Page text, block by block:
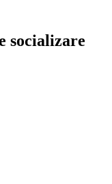
socializare